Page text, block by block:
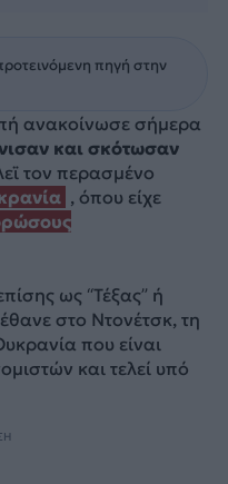
πηγή στην
ανακοίνωσε σήμερα
και σκότωσαν
τον περασμένο
, όπου είχε
ως “Τέξας” ή
στο Ντονέτσκ, τη
που είναι
και τελεί υπό